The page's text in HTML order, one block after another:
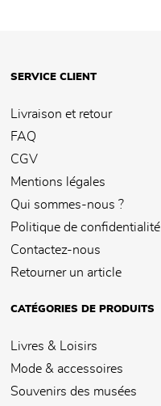
SERVICE CLIENT
Livraison et retour
FAQ
CGV
Mentions légales
Qui sommes-nous ?
Politique de confidentialité
Contactez-nous
Retourner un article
CATÉGORIES DE PRODUITS
Livres & Loisirs
Mode & accessoires
Souvenirs des musées